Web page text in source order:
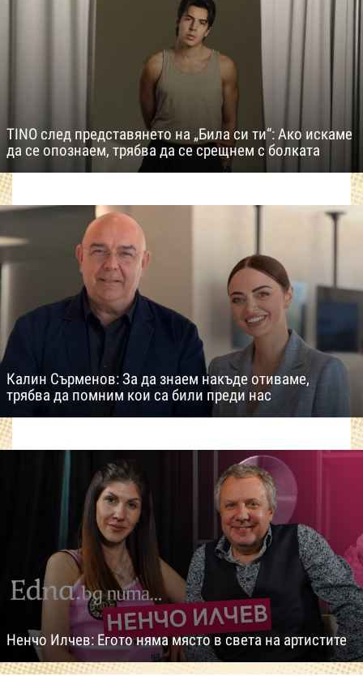
TINO след представянето на „Била си ти“: Ако искаме
да се опознаем, трябва да се срещнем с болката
Калин Сърменов: За да знаем накъде отиваме,
трябва да помним кои са били преди нас
Ненчо Илчев: Егото няма място в света на артистите